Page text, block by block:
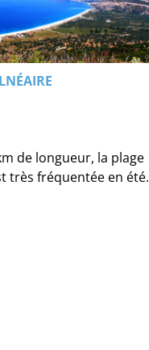
de longueur, la plage
très fréquentée en été.